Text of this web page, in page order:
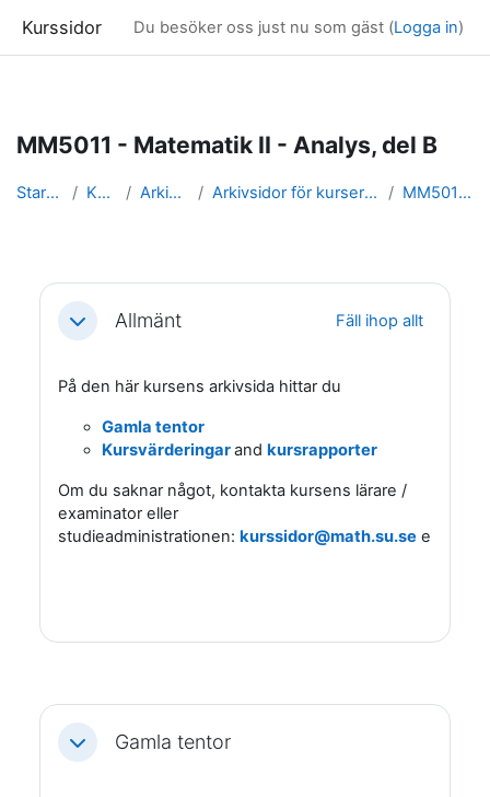
Kurssidor Du besöker oss just nu som gäst (Logga in)
MM5011 - Matematik II - Analys, del B
Startsida Kurser Arkivsidor Arkivsidor för kurser i Matematik MM5011_arkiv
Fäll ihopAllmänt Fäll ihop allt
På den här kursens arkivsida hittar du
Gamla tentor
Kursvärderingarand kursrapporter
Om du saknar något, kontakta kursens lärare /
examinator eller
studieadministrationen: kurssidor@math.su.se eller
Fäll ihopGamla tentor